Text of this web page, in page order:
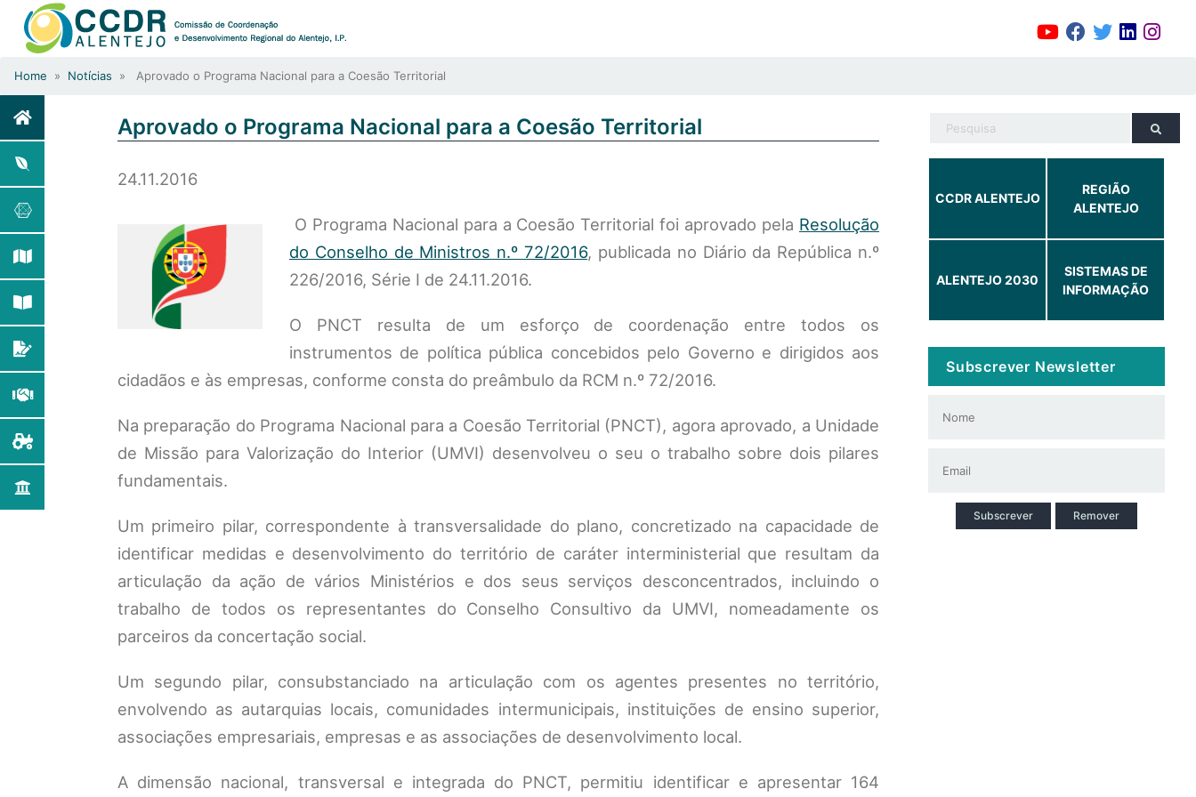
Home » Notícias » Aprovado o Programa Nacional para a Coesão Territorial
Aprovado o Programa Nacional para a Coesão Territorial
24.11.2016
O Programa Nacional para a Coesão Territorial foi aprovado pela Resolução
do Conselho de Ministros n.º 72/2016, publicada no Diário da República n.º
226/2016, Série I de 24.11.2016.
O PNCT resulta de um esforço de coordenação entre todos os
instrumentos de política pública concebidos pelo Governo e dirigidos aos
cidadãos e às empresas, conforme consta do preâmbulo da RCM n.º 72/2016.
Na preparação do Programa Nacional para a Coesão Territorial (PNCT), agora aprovado, a Unidade
de Missão para Valorização do Interior (UMVI) desenvolveu o seu o trabalho sobre dois pilares
fundamentais.
Um primeiro pilar, correspondente à transversalidade do plano, concretizado na capacidade de
identificar medidas e desenvolvimento do território de caráter interministerial que resultam da
articulação da ação de vários Ministérios e dos seus serviços desconcentrados, incluindo o
trabalho de todos os representantes do Conselho Consultivo da UMVI, nomeadamente os
parceiros da concertação social.
Um segundo pilar, consubstanciado na articulação com os agentes presentes no território,
envolvendo as autarquias locais, comunidades intermunicipais, instituições de ensino superior,
associações empresariais, empresas e as associações de desenvolvimento local.
A dimensão nacional, transversal e integrada do PNCT, permitiu identificar e apresentar 164
CCDR ALENTEJO
REGIÃO
ALENTEJO
ALENTEJO 2030
SISTEMAS DE
INFORMAÇÃO
Subscrever Newsletter
Subscrever Remover